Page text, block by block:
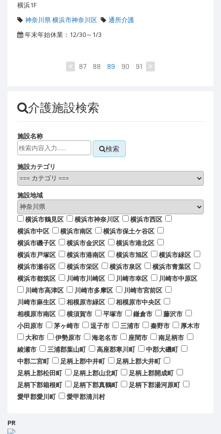
横浜1F
神奈川県 横浜市神奈川区
通所介護
年末年始休業：12/30～1/3
87 88 89 90 91
介護施設検索
施設名称
検索
施設カテゴリ
施設地域
横浜市鶴見区 横浜市神奈川区
横浜市西区
横浜市中区
横浜市南区
横浜市保土ケ谷区
横浜市磯子区
横浜市金沢区
横浜市港北区
横浜市戸塚区
横浜市港南区 横浜市旭区
横浜市緑区
横浜市瀬谷区
横浜市栄区 横浜市泉区
横浜市青葉区
横浜市都筑区
川崎市川崎区 川崎市幸区
川崎市中原区
川崎市高津区
川崎市多摩区
川崎市宮前区
川崎市麻生区
相模原市緑区
相模原市中央区
相模原市南区
横須賀市 平塚市 鎌倉市
藤沢市
小田原市
茅ヶ崎市 逗子市 三浦市 秦野市
厚木市
大和市
伊勢原市 海老名市 座間市
南足柄市
綾瀬市
三浦郡葉山町 高座郡寒川町
中郡大磯町
中郡二宮町
足柄上郡中井町
足柄上郡大井町
足柄上郡松田町
足柄上郡山北町
足柄上郡開成町
足柄下郡箱根町
足柄下郡真鶴町
足柄下郡湯河原町
愛甲郡愛川町
愛甲郡清川村
PR